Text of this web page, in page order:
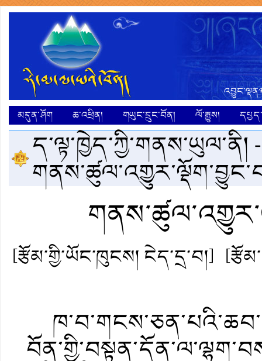
མདུན་ཤོག
ཆ་འཕྲིན། གཡུང་དྲུང་བོན། ལོ་རྒྱུས།
ད་ལྟ་ཁྱེད་ཀྱི་གནས་ཡུལ་ནི།
[རྩོམ་གྱི་ཡོང་ཁུངས། ངེད་དྲ་བ།]